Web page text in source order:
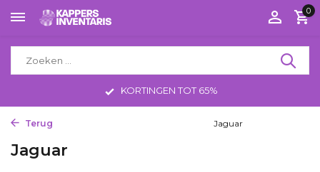
0
KORTINGEN TOT 65%
Terug Jaguar
Jaguar